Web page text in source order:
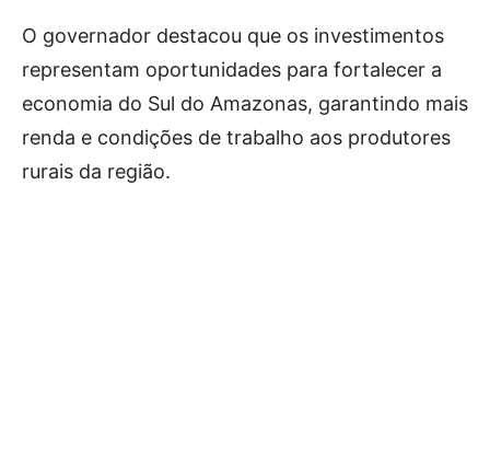
O governador destacou que os investimentos
representam oportunidades para fortalecer a
economia do Sul do Amazonas, garantindo mais
renda e condições de trabalho aos produtores
rurais da região.